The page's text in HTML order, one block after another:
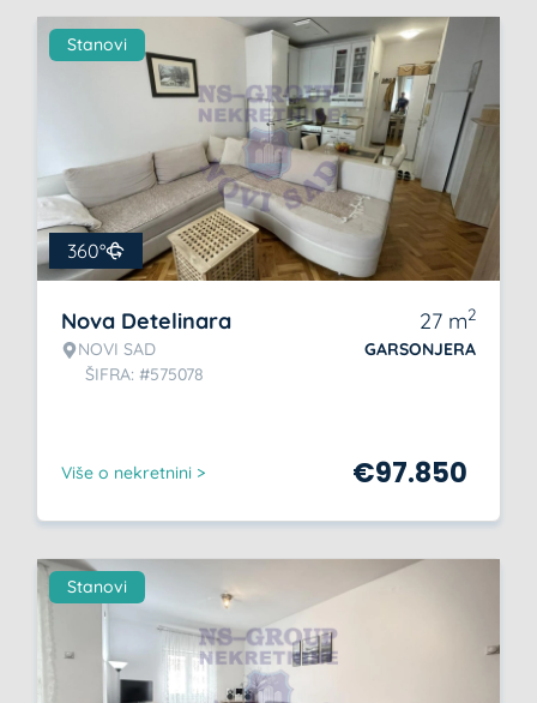
Stanovi
360°
Nova Detelinara
NOVI SAD
ŠIFRA: #575078
27 m2
GARSONJERA
Više o nekretnini > €97.850
Stanovi